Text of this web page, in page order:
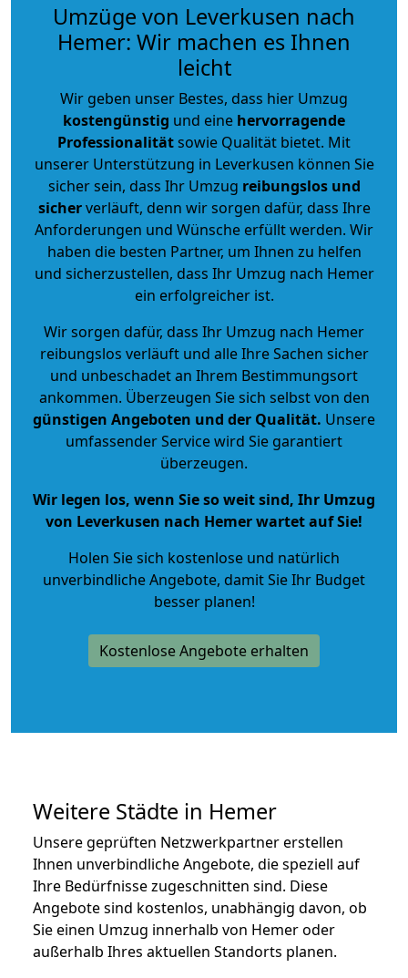
Umzüge von Leverkusen nach
Hemer: Wir machen es Ihnen
leicht
Wir geben unser Bestes, dass hier Umzug
kostengünstig und eine hervorragende
Professionalitätsowie Qualität bietet. Mit
unserer Unterstützung in Leverkusen können Sie
sicher sein, dass Ihr Umzug reibungslos und
sicherverläuft, denn wir sorgen dafür, dass Ihre
Anforderungen und Wünsche erfüllt werden. Wir
haben die besten Partner, um Ihnen zu helfen
und sicherzustellen, dass Ihr Umzug nach Hemer
ein erfolgreicher ist.
Wir sorgen dafür, dass Ihr Umzug nach Hemer
reibungslos verläuft und alle Ihre Sachen sicher
und unbeschadet an Ihrem Bestimmungsort
ankommen. Überzeugen Sie sich selbst von den
günstigen Angeboten und der Qualität. Unsere
umfassender Service wird Sie garantiert
überzeugen.
Wir legen los, wenn Sie so weit sind, Ihr Umzug
von Leverkusen nach Hemer wartet auf Sie!
Holen Sie sich kostenlose und natürlich
unverbindliche Angebote, damit Sie Ihr Budget
besser planen!
Kostenlose Angebote erhalten
Weitere Städte in Hemer
Unsere geprüften Netzwerkpartner erstellen
Ihnen unverbindliche Angebote, die speziell auf
Ihre Bedürfnisse zugeschnitten sind. Diese
Angebote sind kostenlos, unabhängig davon, ob
Sie einen Umzug innerhalb von Hemer oder
außerhalb Ihres aktuellen Standorts planen.